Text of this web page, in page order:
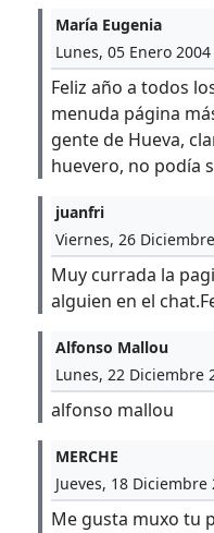
María Eugenia
Lunes, 05 Enero 2004
Feliz año a todos
menuda página
gente de Hueva,
huevero, no podía
juanfri
Viernes, 26
Muy currada la
alguien en el
Alfonso Mallou
Lunes, 22 Diciembre
alfonso mallou
MERCHE
Jueves, 18 Diciembre
Me gusta muxo tu